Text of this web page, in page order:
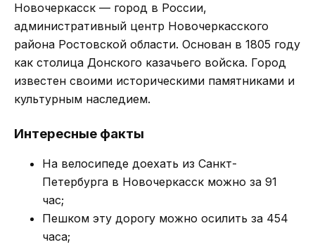
Новочеркасск — город в России,
административный центр Новочеркасского
района Ростовской области. Основан в 1805 году
как столица Донского казачьего войска. Город
известен своими историческими памятниками и
культурным наследием.
Интересные факты
На велосипеде доехать из Санкт-
Петербурга в Новочеркасск можно за 91
час;
Пешком эту дорогу можно осилить за 454
часа;